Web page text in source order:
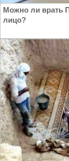
Можно ли врать
лицо?